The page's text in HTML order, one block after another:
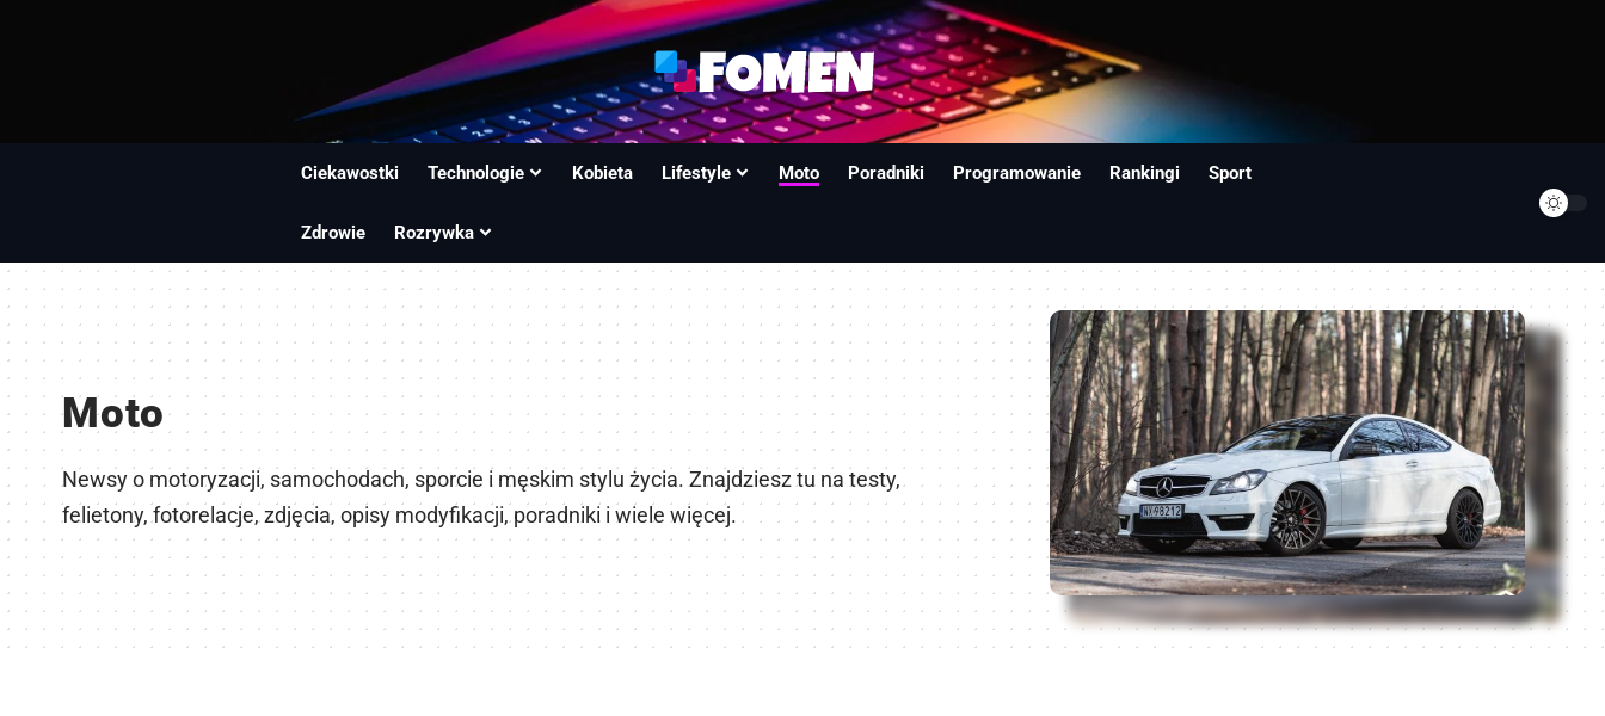
Ciekawostki Technologie Kobieta Lifestyle Moto Poradniki Programowanie Rankingi Sport
Zdrowie Rozrywka
Moto
Newsy o motoryzacji, samochodach, sporcie i męskim stylu życia. Znajdziesz tu na testy,
felietony, fotorelacje, zdjęcia, opisy modyfikacji, poradniki i wiele więcej.